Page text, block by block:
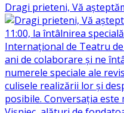
Dragi prieteni, Vă